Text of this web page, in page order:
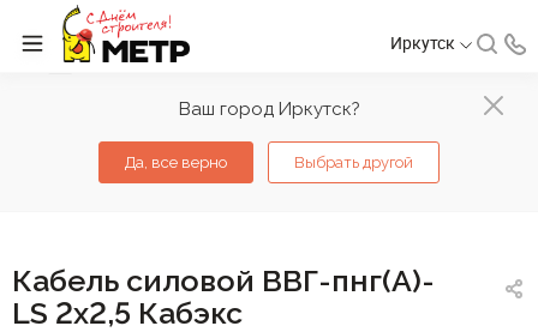
Ваш город Иркутск?
Да, все верно Выбрать другой
Иркутск
Кабель силовой ВВГ-пнг(А)-
LS 2х2,5 Кабэкс